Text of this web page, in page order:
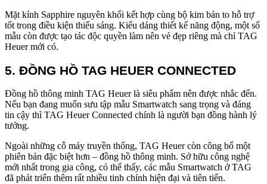
Mặt kính Sapphire nguyên khối kết hợp cùng bộ kim bản to hỗ trợ
tốt trong điều kiện thiếu sáng. Kiểu dáng thiết kế năng động, một số
mẫu còn được tạo tác độc quyền làm nên vẻ đẹp riêng mà chỉ TAG
Heuer mới có.
5. ĐỒNG HỒ TAG HEUER CONNECTED
Đồng hồ thông minh TAG Heuer là siêu phẩm nên được nhắc đến.
Nếu bạn đang muốn sưu tập mẫu Smartwatch sang trọng và đáng
tin cậy thì TAG Heuer Connected chính là người bạn đồng hành lý
tưởng.
Ngoài những cỗ máy truyền thống, TAG Heuer còn công bố một
phiên bản đặc biệt hơn – đồng hồ thông minh. Sở hữu công nghệ
mới nhất trong gia công, có thể thấy, các mẫu Smartwatch ở TAG
đã phát triển thêm rất nhiều tinh chỉnh hiện đại và tiên tiến.